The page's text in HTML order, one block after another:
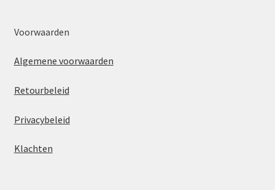
Voorwaarden
Algemene voorwaarden
Retourbeleid
Privacybeleid
Klachten